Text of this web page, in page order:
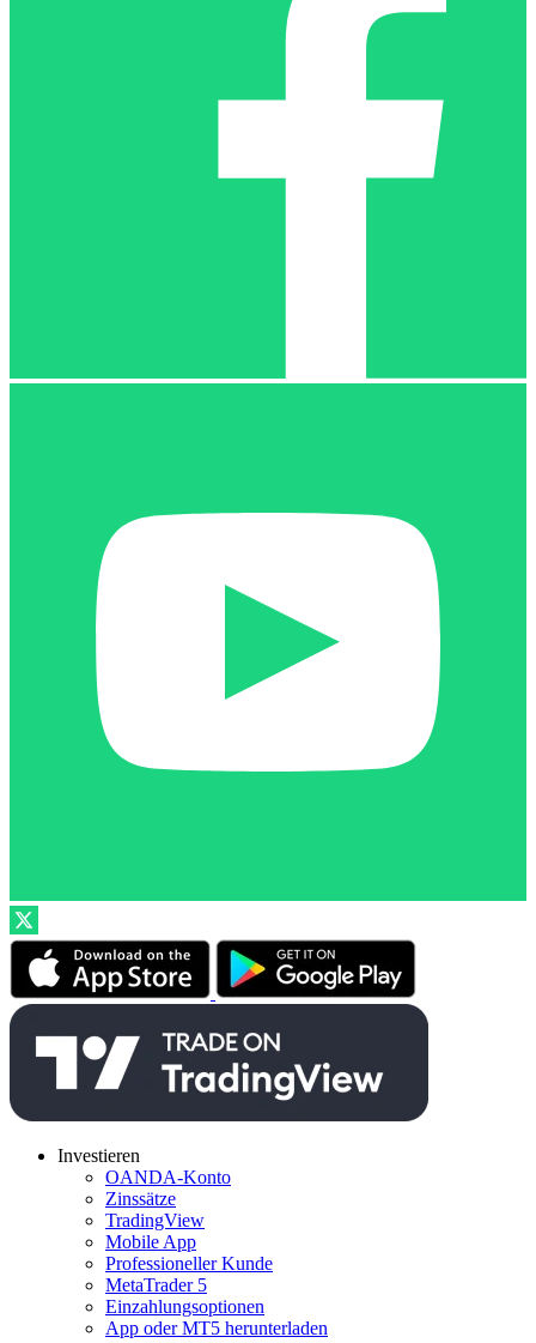
Investieren
OANDA-Konto
Zinssätze
TradingView
Mobile App
Professioneller Kunde
MetaTrader 5
Einzahlungsoptionen
App oder MT5 herunterladen